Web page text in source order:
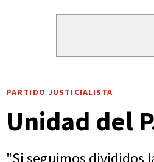
PARTIDO JUSTICIALISTA
Unidad del
"Si seguimos divididos